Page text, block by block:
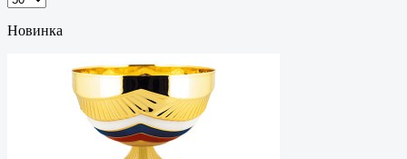
Новинка